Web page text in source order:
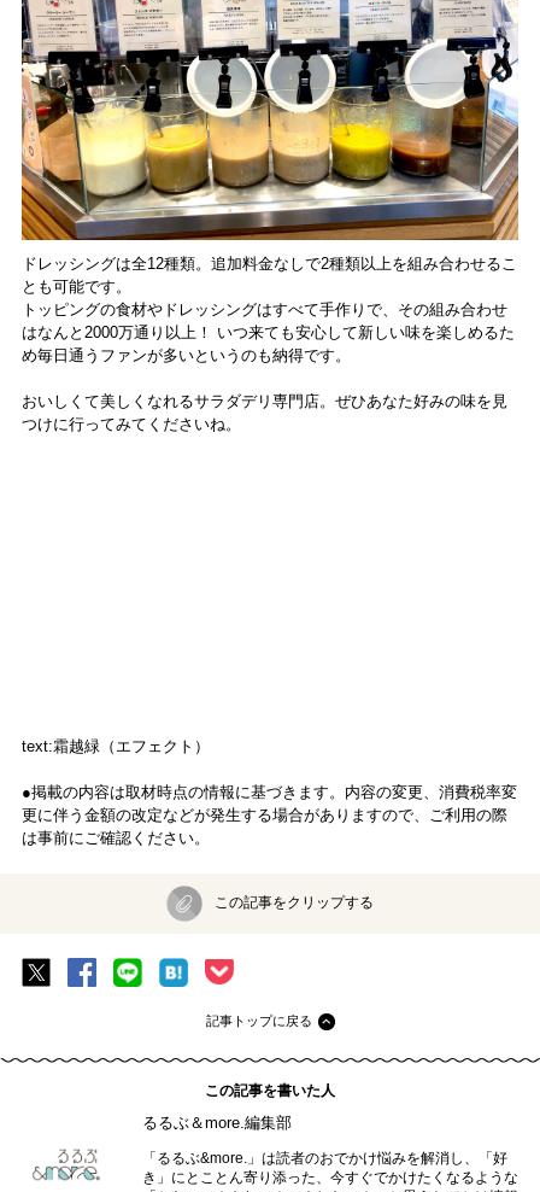
ドレッシングは全12種類。追加料金なしで2種類以上を組み合わせるこ
とも可能です。
トッピングの食材やドレッシングはすべて手作りで、その組み合わせ
はなんと2000万通り以上！ いつ来ても安心して新しい味を楽しめるた
め毎日通うファンが多いというのも納得です。
おいしくて美しくなれるサラダデリ専門店。ぜひあなた好みの味を見
つけに行ってみてくださいね。
text:霜越緑（エフェクト）
●掲載の内容は取材時点の情報に基づきます。内容の変更、消費税率変
更に伴う金額の改定などが発生する場合がありますので、ご利用の際
は事前にご確認ください。
この記事をクリップする
記事トップに戻る
この記事を書いた人
るるぶ＆more.編集部
「るるぶ&more.」は読者のおでかけ悩みを解消し、「好
き」にとことん寄り添った、今すぐでかけたくなるような